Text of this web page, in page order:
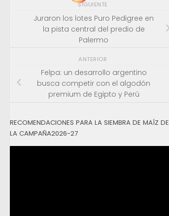
SIGUIENTE
Juraron los lotes Puro Pedigree en
la pista central del predio de
Palermo
ANTERIOR
Felpa: un desarrollo argentino
busca competir con el algodón
premium de Egipto y Perú
RECOMENDACIONES PARA LA SIEMBRA DE MAÍZ DE
LA CAMPAÑA2026-27